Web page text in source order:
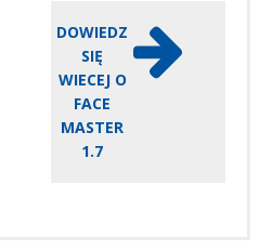
DOWIEDZ
SIĘ
WIECEJ O
FACE
MASTER
1.7